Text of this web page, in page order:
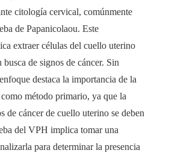
citología cervical, comúnmente
de Papanicolaou. Este
extraer células del cuello uterino
busca de signos de cáncer. Sin
destaca la importancia de la
método primario, ya que la
de cáncer de cuello uterino se deben
del VPH implica tomar una
para determinar la presencia